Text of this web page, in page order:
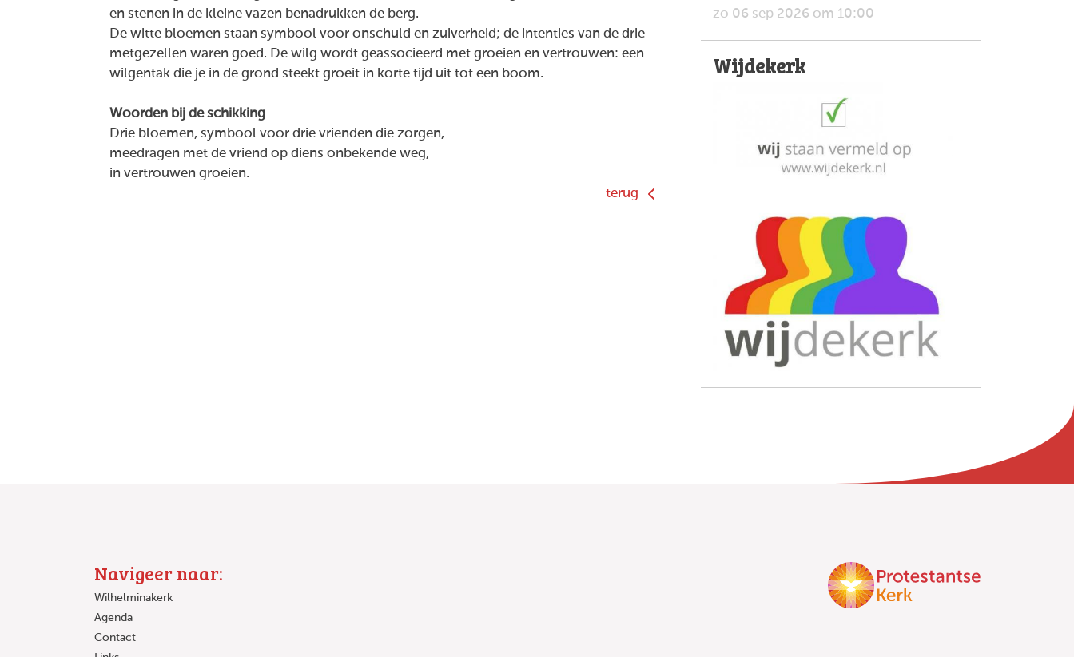
en stenen in de kleine vazen benadrukken de berg.
De witte bloemen staan symbool voor onschuld en zuiverheid; de intenties van de drie
metgezellen waren goed. De wilg wordt geassocieerd met groeien en vertrouwen: een
wilgentak die je in de grond steekt groeit in korte tijd uit tot een boom.
Woorden bij de schikking
Drie bloemen, symbool voor drie vrienden die zorgen,
meedragen met de vriend op diens onbekende weg,
in vertrouwen groeien.
terug
zo 06 sep 2026 om 10:00
Wijdekerk
Navigeer naar:
Wilhelminakerk
Agenda
Contact